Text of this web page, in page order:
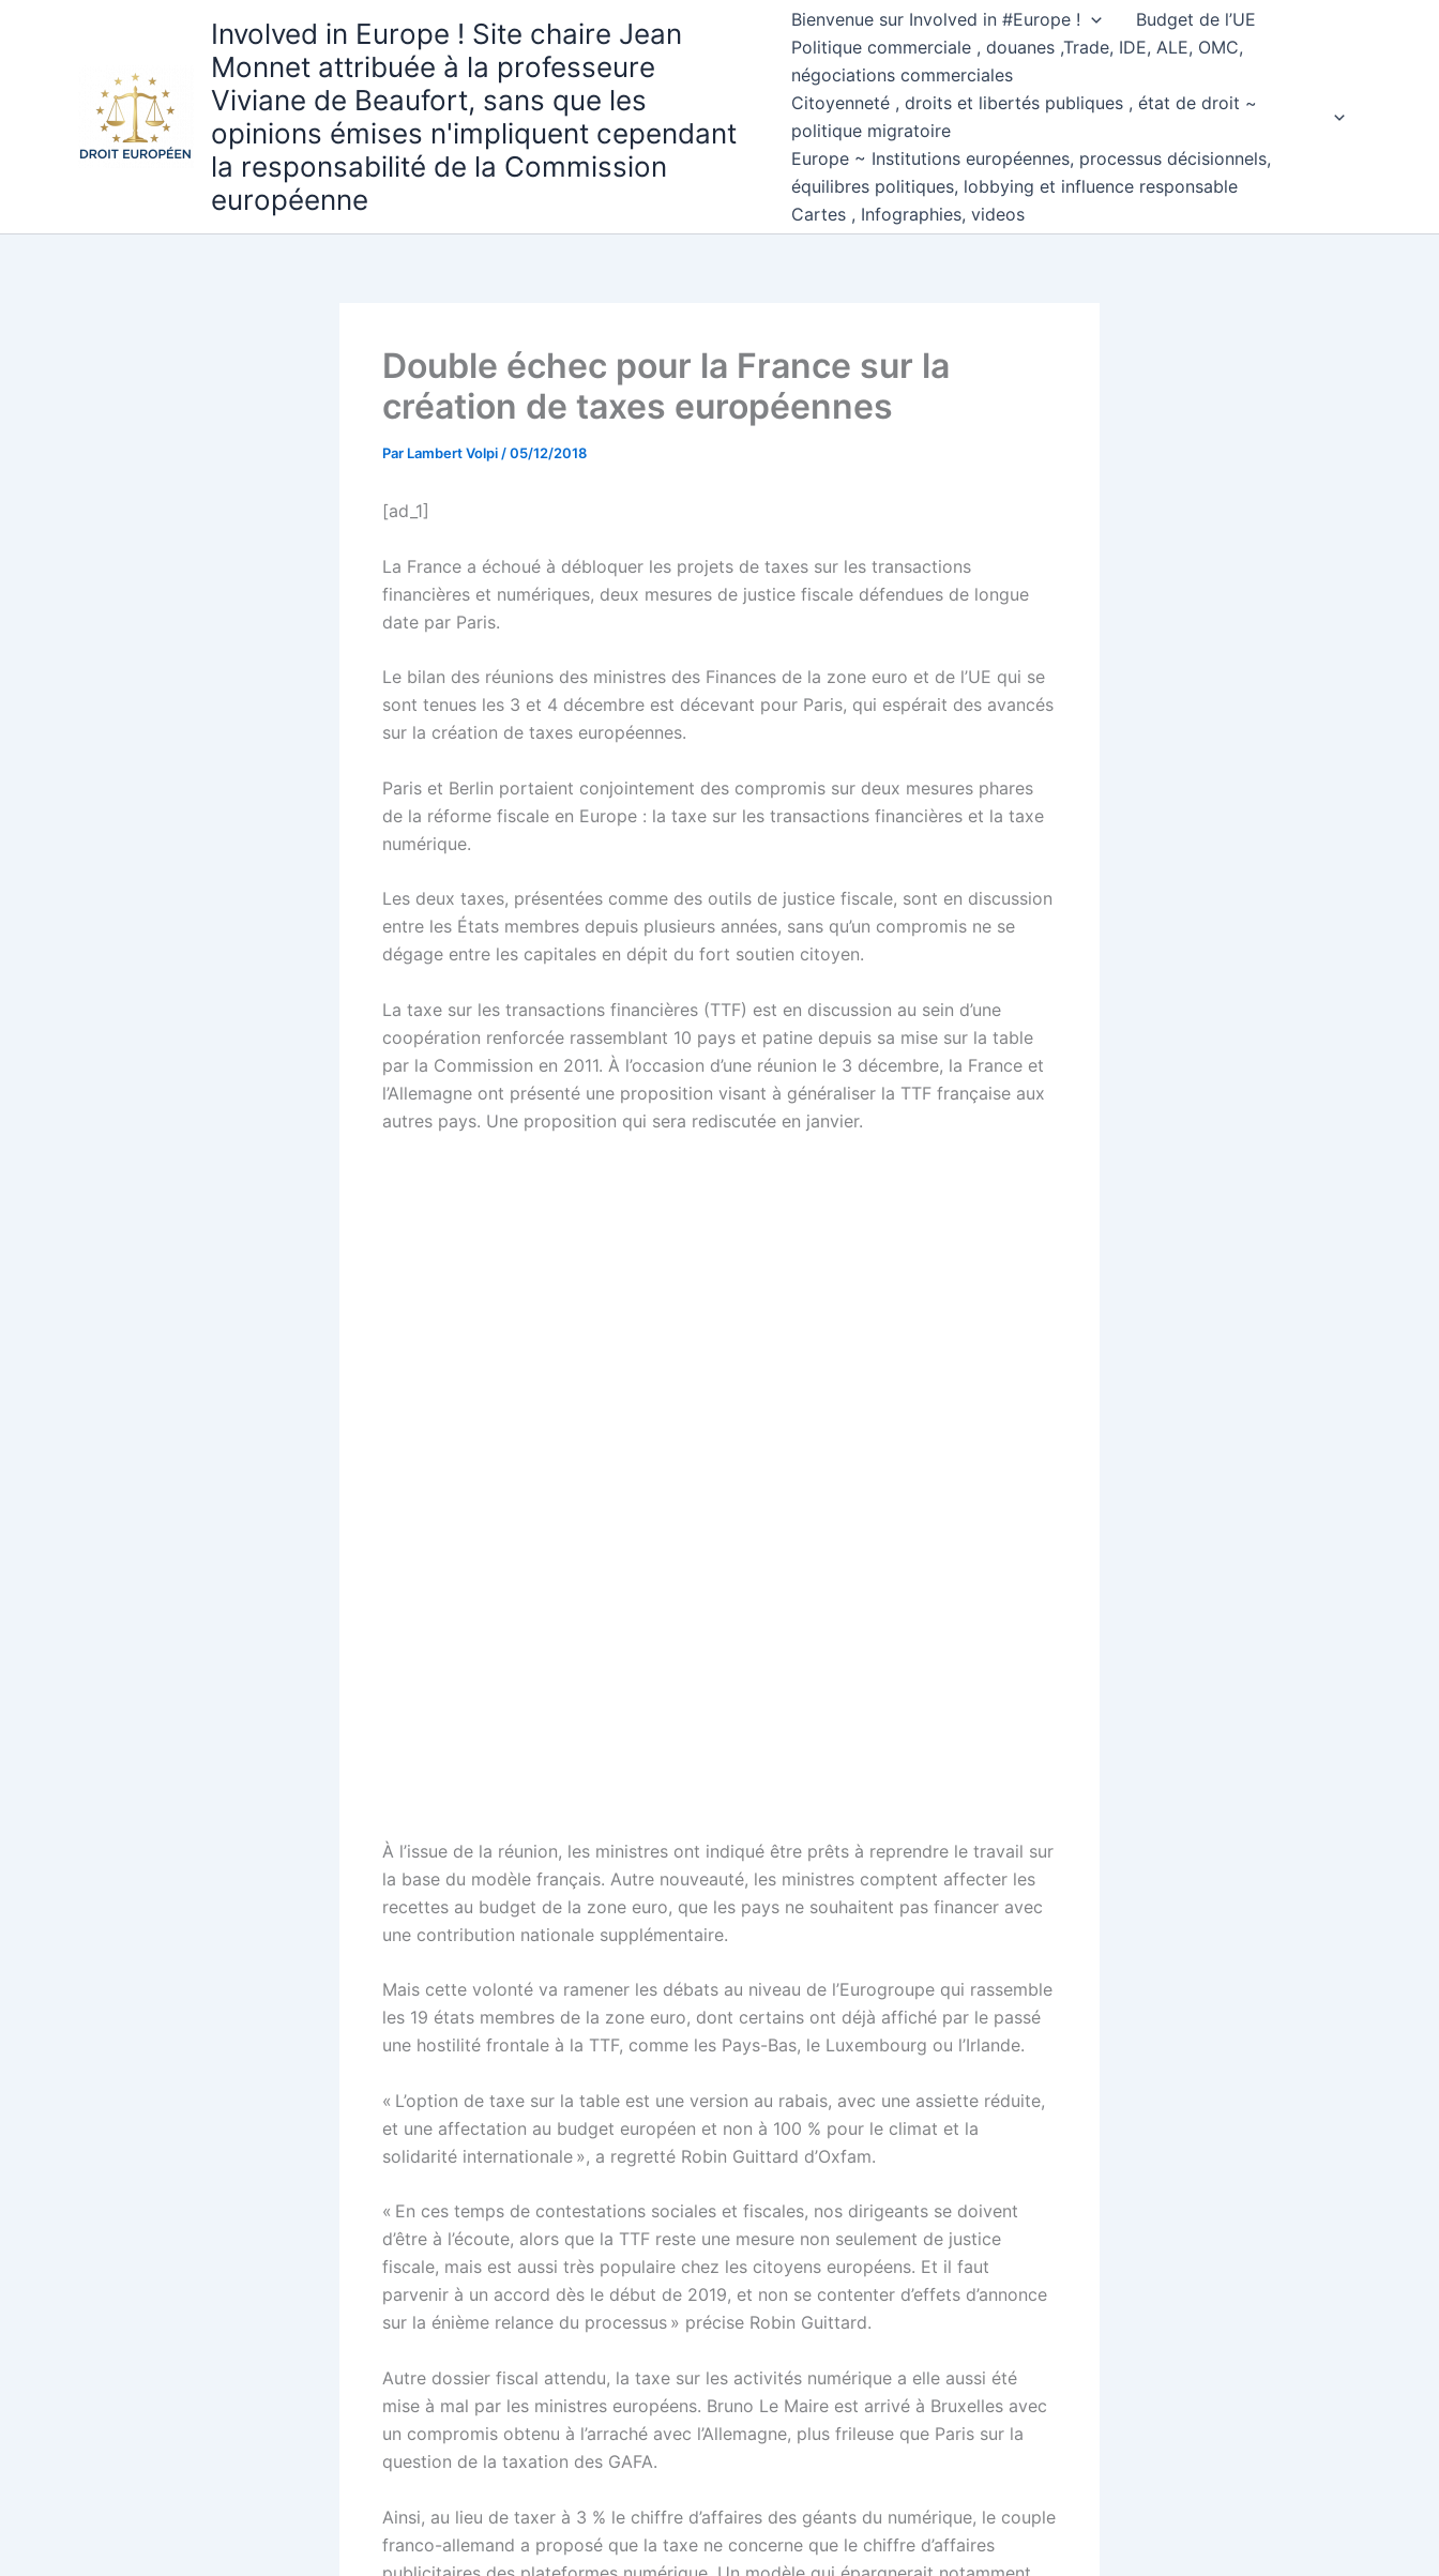
Involved in Europe ! Site chaire Jean
Monnet attribuée à la professeure
Viviane de Beaufort, sans que les
opinions émises n'impliquent cependant
la responsabilité de la Commission
européenne
Bienvenue sur Involved in #Europe !
Budget de l’UE
Politique commerciale , douanes ,Trade, IDE, ALE, OMC,
négociations commerciales
Citoyenneté , droits et libertés publiques , état de droit ~
politique migratoire
Europe ~ Institutions européennes, processus décisionnels,
équilibres politiques, lobbying et influence responsable
Cartes , Infographies, videos
Double échec pour la France sur la
création de taxes européennes
Par Lambert Volpi /05/12/2018
[ad_1]
La France a échoué à débloquer les projets de taxes sur les transactions
financières et numériques, deux mesures de justice fiscale défendues de longue
date par Paris.
Le bilan des réunions des ministres des Finances de la zone euro et de l’UE qui se
sont tenues les 3 et 4 décembre est décevant pour Paris, qui espérait des avancés
sur la création de taxes européennes.
Paris et Berlin portaient conjointement des compromis sur deux mesures phares
de la réforme fiscale en Europe : la taxe sur les transactions financières et la taxe
numérique.
Les deux taxes, présentées comme des outils de justice fiscale, sont en discussion
entre les États membres depuis plusieurs années, sans qu’un compromis ne se
dégage entre les capitales en dépit du fort soutien citoyen.
La taxe sur les transactions financières (TTF) est en discussion au sein d’une
coopération renforcée rassemblant 10 pays et patine depuis sa mise sur la table
par la Commission en 2011. À l’occasion d’une réunion le 3 décembre, la France et
l’Allemagne ont présenté une proposition visant à généraliser la TTF française aux
autres pays. Une proposition qui sera rediscutée en janvier.
À l’issue de la réunion, les ministres ont indiqué être prêts à reprendre le travail sur
la base du modèle français. Autre nouveauté, les ministres comptent affecter les
recettes au budget de la zone euro, que les pays ne souhaitent pas financer avec
une contribution nationale supplémentaire.
Mais cette volonté va ramener les débats au niveau de l’Eurogroupe qui rassemble
les 19 états membres de la zone euro, dont certains ont déjà affiché par le passé
une hostilité frontale à la TTF, comme les Pays-Bas, le Luxembourg ou l’Irlande.
« L’option de taxe sur la table est une version au rabais, avec une assiette réduite,
et une affectation au budget européen et non à 100 % pour le climat et la
solidarité internationale », a regretté Robin Guittard d’Oxfam.
« En ces temps de contestations sociales et fiscales, nos dirigeants se doivent
d’être à l’écoute, alors que la TTF reste une mesure non seulement de justice
fiscale, mais est aussi très populaire chez les citoyens européens. Et il faut
parvenir à un accord dès le début de 2019, et non se contenter d’effets d’annonce
sur la énième relance du processus » précise Robin Guittard.
Autre dossier fiscal attendu, la taxe sur les activités numérique a elle aussi été
mise à mal par les ministres européens. Bruno Le Maire est arrivé à Bruxelles avec
un compromis obtenu à l’arraché avec l’Allemagne, plus frileuse que Paris sur la
question de la taxation des GAFA.
Ainsi, au lieu de taxer à 3 % le chiffre d’affaires des géants du numérique, le couple
franco-allemand a proposé que la taxe ne concerne que le chiffre d’affaires